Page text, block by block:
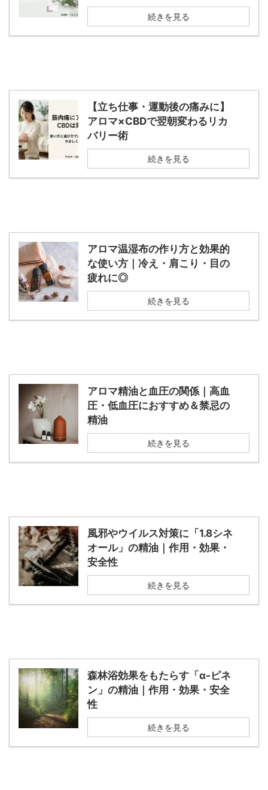
続きを見る
【立ち仕事・運動後の痛みに】
アロマ×CBDで翌朝変わるリカ
バリー術
続きを見る
アロマ温湿布の作り方と効果的
な使い方｜冷え・肩こり・目の
疲れに◎
続きを見る
アロマ精油と血圧の関係｜高血
圧・低血圧におすすめ＆禁忌の
精油
続きを見る
風邪やウイルス対策に「1.8シネ
オール」の精油｜作用・効果・
安全性
続きを見る
森林浴効果をもたらす「α-ピネ
ン」の精油｜作用・効果・安全
性
続きを見る